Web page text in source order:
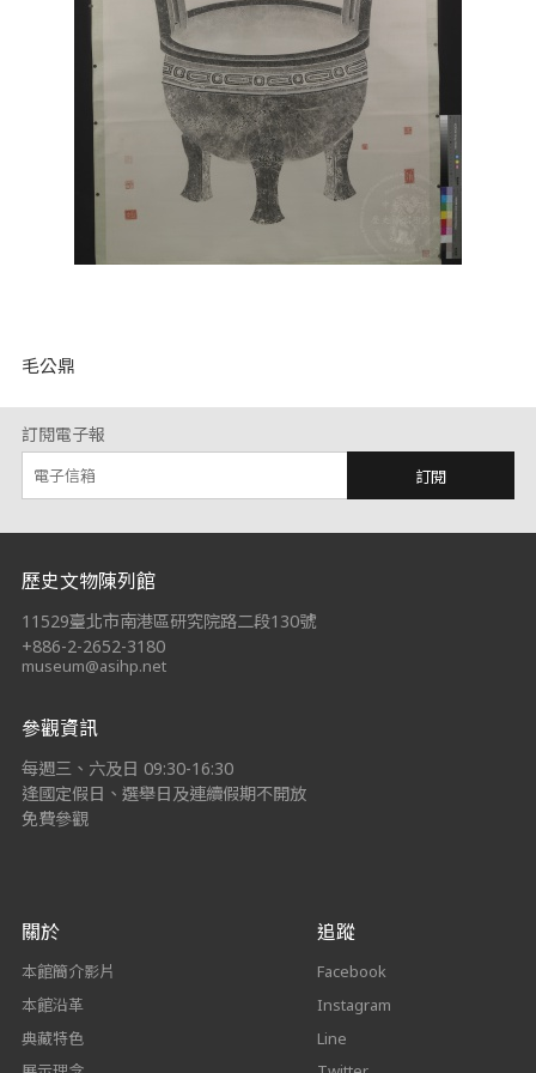
毛公鼎
訂閱電子報
訂閱
:::
歷史文物陳列館
11529臺北市南港區研究院路二段130號
+886-2-2652-3180
museum@asihp.net
參觀資訊
每週三、六及日 09:30-16:30
逢國定假日、選舉日及連續假期不開放
免費參觀
關於
本館簡介影片
本館沿革
典藏特色
追蹤
Facebook
Instagram
Line